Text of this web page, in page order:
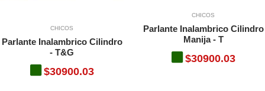
CHICOS
Parlante Inalambrico Cilindro
- T&G
$30900.03
CHICOS
Parlante Inalambrico Cilindro
Manija - T
$30900.03